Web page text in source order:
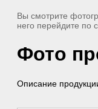
Вы смотрите
него перейдите по
Фото
Описание